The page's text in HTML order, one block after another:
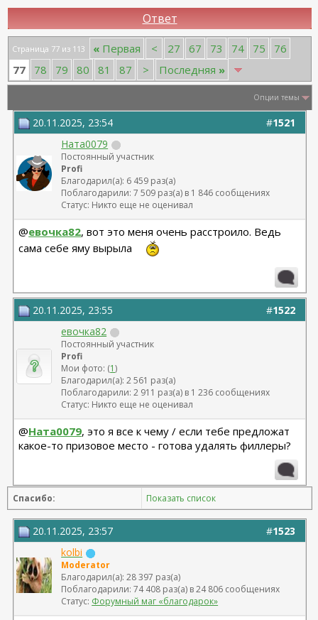
Ответ
Страница 77 из 113 « Первая < 27 67 73 74 75
76
77
78 79 80 81 87 > Последняя »
Опции темы
#1521
20.11.2025, 23:54
Ната0079
Постоянный участник
Profi
Благодарил(а): 6 459 раз(а)
Поблагодарили: 7 509 раз(а) в 1 846 сообщениях
Статус: Никто еще не оценивал
@евочка82, вот это меня очень расстроило. Ведь
сама себе яму вырыла
#1522
20.11.2025, 23:55
евочка82
Постоянный участник
Profi
Мои фото: (1)
Благодарил(а): 2 561 раз(а)
Поблагодарили: 2 911 раз(а) в 1 236 сообщениях
Статус: Никто еще не оценивал
@Ната0079, это я все к чему / если тебе предложат
какое-то призовое место - готова удалять филлеры?
Спасибо: Показать список
#1523
20.11.2025, 23:57
kolbi
Moderator
Благодарил(а): 28 397 раз(а)
Поблагодарили: 74 408 раз(а) в 24 806 сообщениях
Статус: Форумный маг «благодарок»